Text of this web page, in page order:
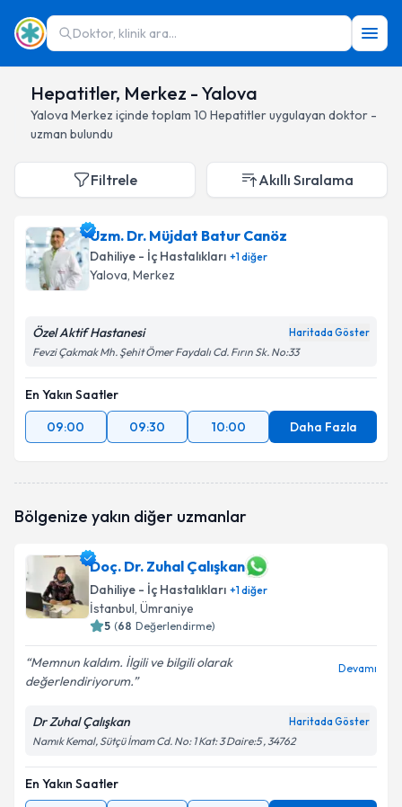
Doktor, klinik ara...
Hepatitler, Merkez - Yalova
Yalova Merkez içinde toplam 10 Hepatitleruygulayan doktor -
uzman bulundu
Filtrele Akıllı Sıralama
Uzm. Dr. Müjdat Batur Canöz
Dahiliye - İç Hastalıkları +1diğer
Yalova, Merkez
Özel Aktif Hastanesi Haritada Göster
Fevzi Çakmak Mh. Şehit Ömer Faydalı Cd. Fırın Sk. No:33
En Yakın Saatler
09:00
09:30 10:00 Daha Fazla
Bölgenize yakın diğer uzmanlar
Doç. Dr. Zuhal Çalışkan
Dahiliye - İç Hastalıkları +1diğer
İstanbul, Ümraniye
5 (68 Değerlendirme)
Memnun kaldım. İlgili ve bilgili olarak
değerlendiriyorum.
Devamı
Dr Zuhal Çalışkan Haritada Göster
Namık Kemal, Sütçü İmam Cd. No: 1 Kat: 3 Daire:5 , 34762
En Yakın Saatler